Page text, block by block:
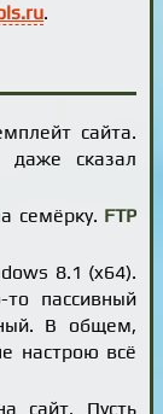
.
сайта.
сказал
семёрку. FTP
8.1 (x64).
пассивный
В общем,
настрою всё
сайт. Пусть